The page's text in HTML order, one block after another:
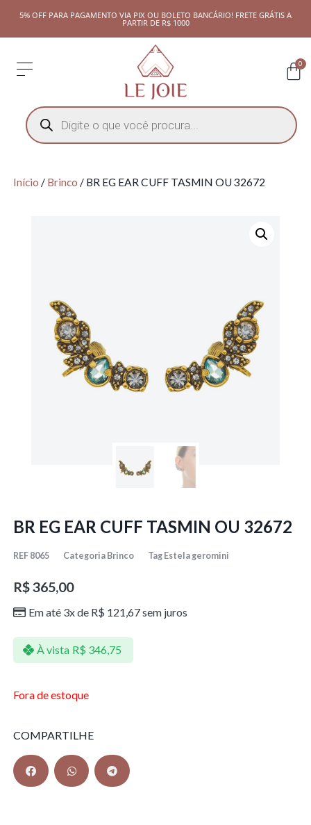
5% OFF PARA PAGAMENTO VIA PIX OU BOLETO BANCÁRIO! FRETE GRÁTIS A
PARTIR DE R$ 1000
0
Início / Brinco / BR EG EAR CUFF TASMIN OU 32672
BR EG EAR CUFF TASMIN OU 32672
REF 8065 Categoria Brinco Tag Estela geromini
R$365,00
Em até 3x de R$ 121,67sem juros
À vista R$ 346,75
Fora de estoque
COMPARTILHE